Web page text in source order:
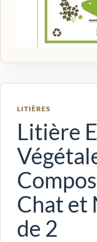
LITIÈRES
Litière
Chat et
de 2